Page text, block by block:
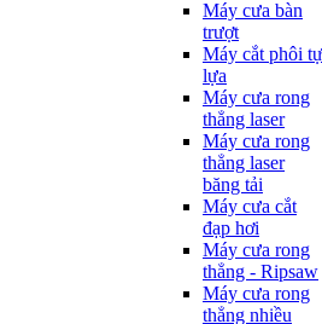
Máy cưa bàn
trượt
Máy cắt phôi tự
lựa
Máy cưa rong
thẳng laser
Máy cưa rong
thẳng laser
băng tải
Máy cưa cắt
đạp hơi
Máy cưa rong
thẳng - Ripsaw
Máy cưa rong
thẳng nhiều